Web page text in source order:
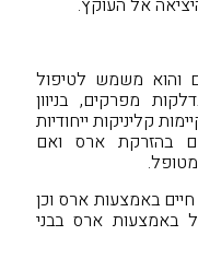
והוא משמש לטיפול
מפרקים, בניוון
קליניקות ייחודיות
בהזרקת ארס ואם
באמצעות ארס וכן
באמצעות ארס בבני